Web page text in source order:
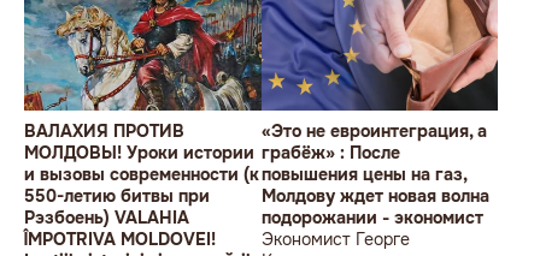
ВАЛАХИЯ ПРОТИВ
МОЛДОВЫ! Уроки истории
и вызовы современности (к
550-летию битвы при
Рэзбоень) VALAHIA
ÎMPOTRIVA MOLDOVEI!
«Это не евроинтеграция, а
грабёж» : После
повышения цены на газ,
Молдову ждет новая волна
подорожании - экономист
Экономист Георге